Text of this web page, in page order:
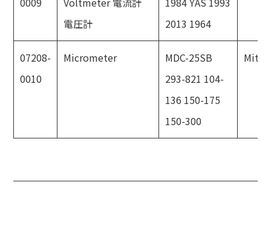
電圧計
2013 1964
07208-
0010
Micrometer
MDC-25SB
293-821 104-
136 150-175
150-300